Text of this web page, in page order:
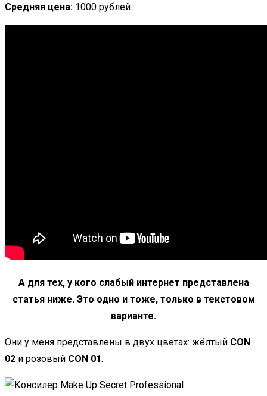
Средняя цена: 1000 рублей
А для тех, у кого слабый интернет представлена
статья ниже. Это одно и тоже, только в текстовом
варианте.
Они у меня представлены в двух цветах: жёлтый CON
02 и розовый CON 01.